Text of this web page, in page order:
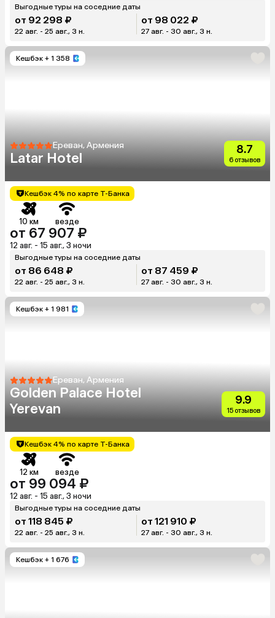
Выгодные туры на соседние даты
от 92 298 ₽
22 авг. - 25 авг., 3 н.
от 98 022 ₽
27 авг. - 30 авг., 3 н.
Кешбэк + 1 358
Ереван, Армения
Latar Hotel
8.7
6 отзывов
Кешбэк 4% по карте Т-Банка
10 км везде
от 67 907 ₽
12 авг. - 15 авг., 3 ночи
Выгодные туры на соседние даты
от 86 648 ₽
22 авг. - 25 авг., 3 н.
от 87 459 ₽
27 авг. - 30 авг., 3 н.
Кешбэк + 1 981
Ереван, Армения
Golden Palace Hotel
Yerevan
9.9
15 отзывов
Кешбэк 4% по карте Т-Банка
12 км везде
от 99 094 ₽
12 авг. - 15 авг., 3 ночи
Выгодные туры на соседние даты
от 118 845 ₽
22 авг. - 25 авг., 3 н.
от 121 910 ₽
27 авг. - 30 авг., 3 н.
Кешбэк + 1 676